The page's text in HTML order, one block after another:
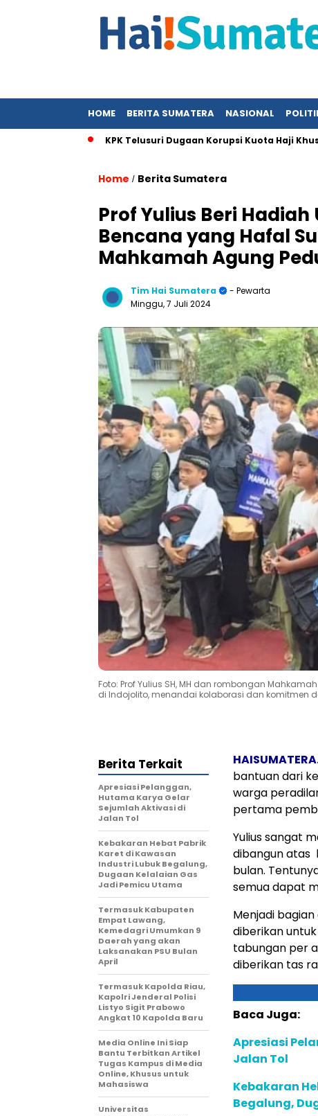
HOME BERITA SUMATERA NASIONAL
KPK Telusuri Dugaan Korupsi Kuota Haji Khusus
Home / Berita Sumatera
Prof Yulius Beri
Bencana yang Hafal
Mahkamah Agung
Tim Hai Sumatera
- Pewarta
Minggu, 7 Juli 2024
Foto: Prof Yulius SH, MH dan rombongan
di Indojolito, menandai kolaborasi dan
bantuan dari
warga
pertama
Yulius sangat
dibangun atas
bulan.
semua dapat
Menjadi
diberikan
tabungan per
diberikan tas
Baca Juga:
Apresiasi
Jalan Tol
Kebakaran
Begalung,
Berita Terkait
Apresiasi Pelanggan,
Hutama Karya Gelar
Sejumlah Aktivasi di
Jalan Tol
Kebakaran Hebat Pabrik
Karet di Kawasan
Industri Lubuk Begalung,
Dugaan Kelalaian Gas
Jadi Pemicu Utama
Termasuk Kabupaten
Empat Lawang,
Kemedagri Umumkan 9
Daerah yang akan
Laksanakan PSU Bulan
April
Termasuk Kapolda Riau,
Kapolri Jenderal Polisi
Listyo Sigit Prabowo
Angkat 10 Kapolda Baru
Media Online Ini Siap
Bantu Terbitkan Artikel
Tugas Kampus di Media
Online, Khusus untuk
Mahasiswa
Universitas